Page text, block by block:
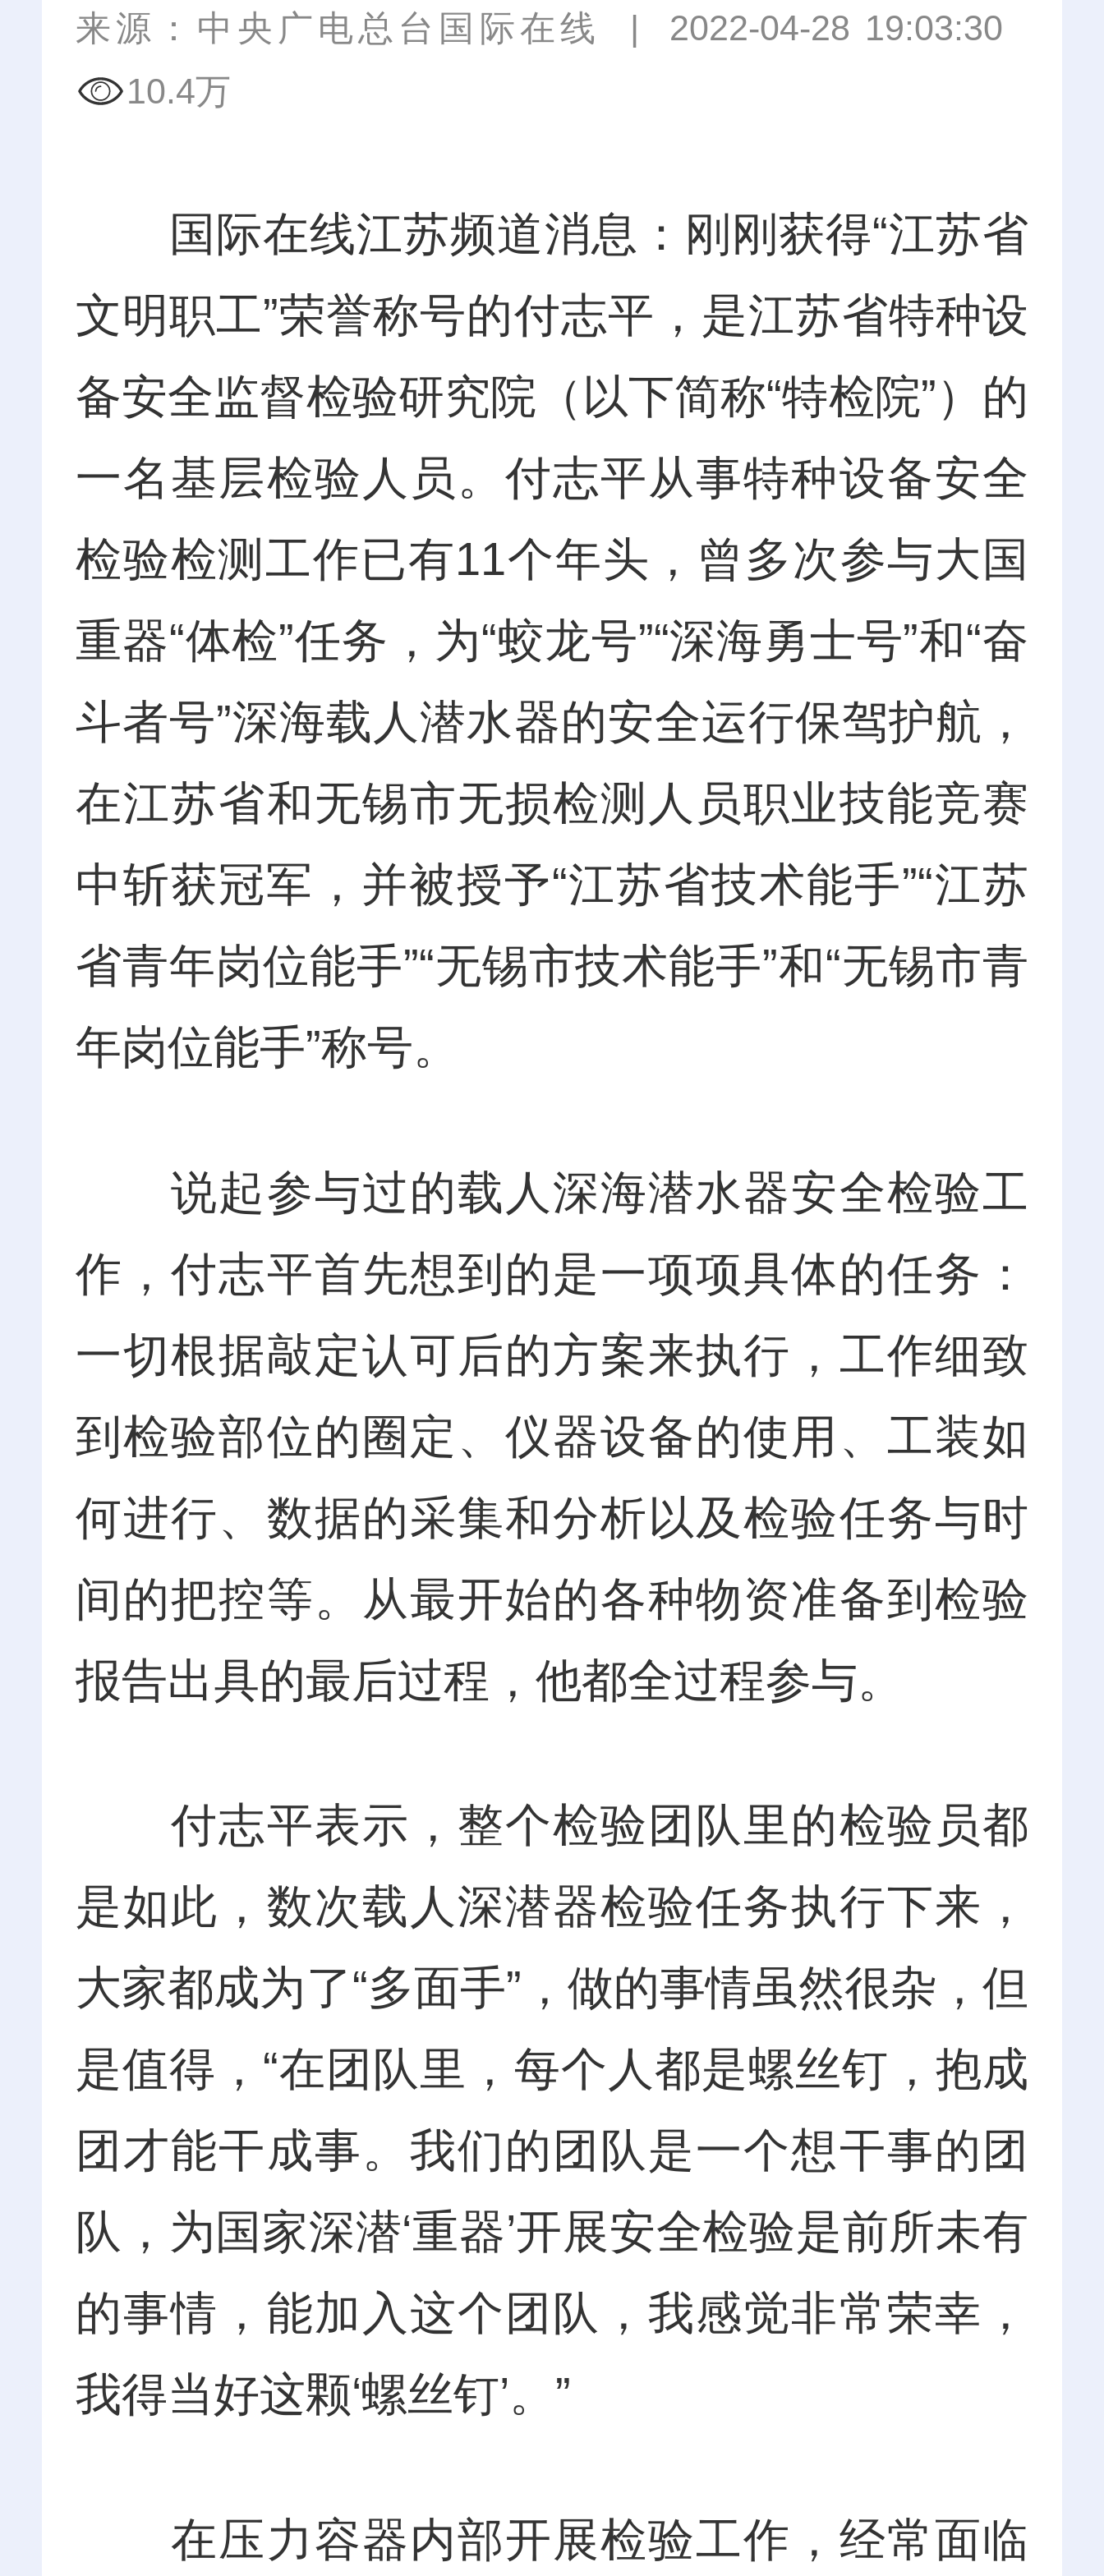
来源：中央广电总台国际在线 | 2022-04-28 19:03:30
10.4万
国际在线江苏频道消息：刚刚获得“江苏省
文明职工”荣誉称号的付志平，是江苏省特种设
备安全监督检验研究院（以下简称“特检院”）的
一名基层检验人员。付志平从事特种设备安全
检验检测工作已有11个年头，曾多次参与大国
重器“体检”任务，为“蛟龙号”“深海勇士号”和“奋
斗者号”深海载人潜水器的安全运行保驾护航，
在江苏省和无锡市无损检测人员职业技能竞赛
中斩获冠军，并被授予“江苏省技术能手”“江苏
省青年岗位能手”“无锡市技术能手”和“无锡市青
年岗位能手”称号。
说起参与过的载人深海潜水器安全检验工
作，付志平首先想到的是一项项具体的任务：
一切根据敲定认可后的方案来执行，工作细致
到检验部位的圈定、仪器设备的使用、工装如
何进行、数据的采集和分析以及检验任务与时
间的把控等。从最开始的各种物资准备到检验
报告出具的最后过程，他都全过程参与。
付志平表示，整个检验团队里的检验员都
是如此，数次载人深潜器检验任务执行下来，
大家都成为了“多面手”，做的事情虽然很杂，但
是值得，“在团队里，每个人都是螺丝钉，抱成
团才能干成事。我们的团队是一个想干事的团
队，为国家深潜‘重器’开展安全检验是前所未有
的事情，能加入这个团队，我感觉非常荣幸，
我得当好这颗‘螺丝钉’。”
在压力容器内部开展检验工作，经常面临